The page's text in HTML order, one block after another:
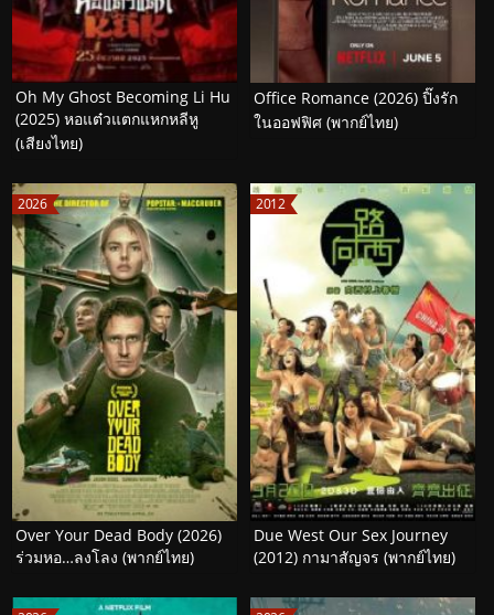
Oh My Ghost Becoming Li Hu
(2025) หอแต๋วแตกแหกหลีหู
(เสียงไทย)
Office Romance (2026) ปิ๊งรัก
ในออฟฟิศ (พากย์ไทย)
2026
Over Your Dead Body (2026)
ร่วมหอ…ลงโลง (พากย์ไทย)
2012
Due West Our Sex Journey
(2012) กามาสัญจร (พากย์ไทย)